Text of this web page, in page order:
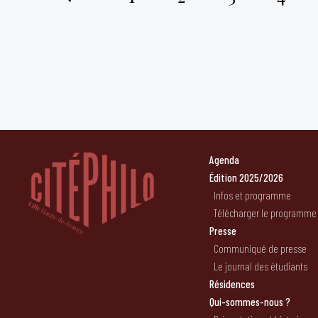
Agenda
Édition 2025/2026
Infos et programme
Télécharger le programme
Presse
Communiqué de presse
Le journal des étudiants
Résidences
Qui-sommes-nous ?